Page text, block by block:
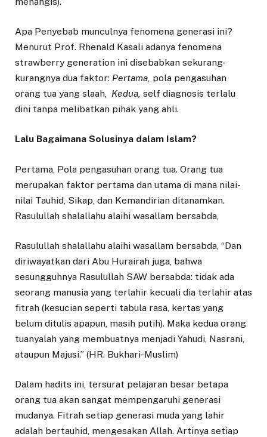
Apa Penyebab munculnya fenomena generasi ini?
Menurut Prof. Rhenald Kasali adanya fenomena
strawberry generation ini disebabkan sekurang-
kurangnya dua faktor: Pertama, pola pengasuhan
orang tua yang slaah, Kedua, self diagnosis terlalu
dini tanpa melibatkan pihak yang ahli.
Lalu Bagaimana Solusinya dalam Islam?
Pertama, Pola pengasuhan orang tua. Orang tua
merupakan faktor pertama dan utama di mana nilai-
nilai Tauhid, Sikap, dan Kemandirian ditanamkan.
Rasulullah shalallahu alaihi wasallam bersabda,
Rasulullah shalallahu alaihi wasallam bersabda, “Dan
diriwayatkan dari Abu Hurairah juga, bahwa
sesungguhnya Rasulullah SAW bersabda: tidak ada
seorang manusia yang terlahir kecuali dia terlahir atas
fitrah (kesucian seperti tabula rasa, kertas yang
belum ditulis apapun, masih putih). Maka kedua orang
tuanyalah yang membuatnya menjadi Yahudi, Nasrani,
ataupun Majusi.” (HR. Bukhari-Muslim)
Dalam hadits ini, tersurat pelajaran besar betapa
orang tua akan sangat mempengaruhi generasi
mudanya. Fitrah setiap generasi muda yang lahir
adalah bertauhid, mengesakan Allah. Artinya setiap